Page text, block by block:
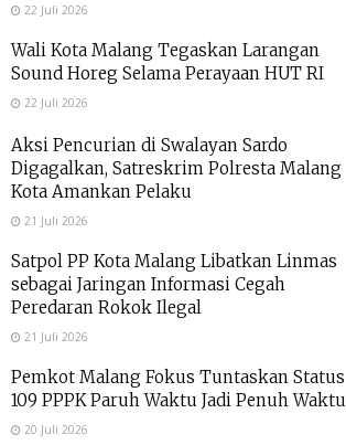
22 Juli 2026
Wali Kota Malang Tegaskan Larangan
Sound Horeg Selama Perayaan HUT RI
22 Juli 2026
Aksi Pencurian di Swalayan Sardo
Digagalkan, Satreskrim Polresta Malang
Kota Amankan Pelaku
21 Juli 2026
Satpol PP Kota Malang Libatkan Linmas
sebagai Jaringan Informasi Cegah
Peredaran Rokok Ilegal
21 Juli 2026
Pemkot Malang Fokus Tuntaskan Status
109 PPPK Paruh Waktu Jadi Penuh Waktu
20 Juli 2026